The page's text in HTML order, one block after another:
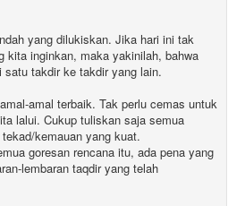
yang dilukiskan. Jika hari ini tak
kita inginkan, maka yakinilah, bahwa
satu takdir ke takdir yang lain.
amal terbaik. Tak perlu cemas untuk
lalui. Cukup tuliskan saja semua
kemauan yang kuat.
goresan rencana itu, ada pena yang
lembaran taqdir yang telah